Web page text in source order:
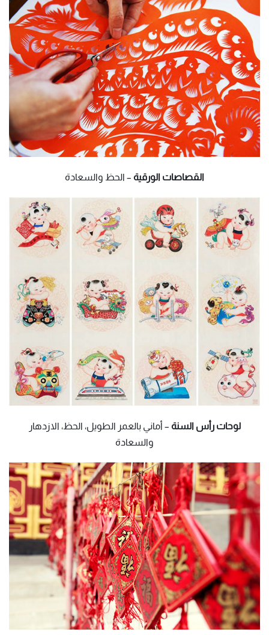
القصاصات الورقية – الحظ والسعادة
لوحات رأس السنة – أماني بالعمر الطويل، الحظ، الازدهار
والسعادة